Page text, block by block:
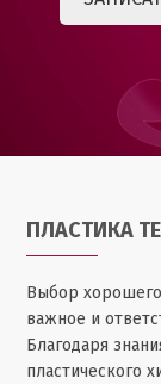
ПЛАСТИКА
Выбор хорошего
важное и
Благодаря
пластического